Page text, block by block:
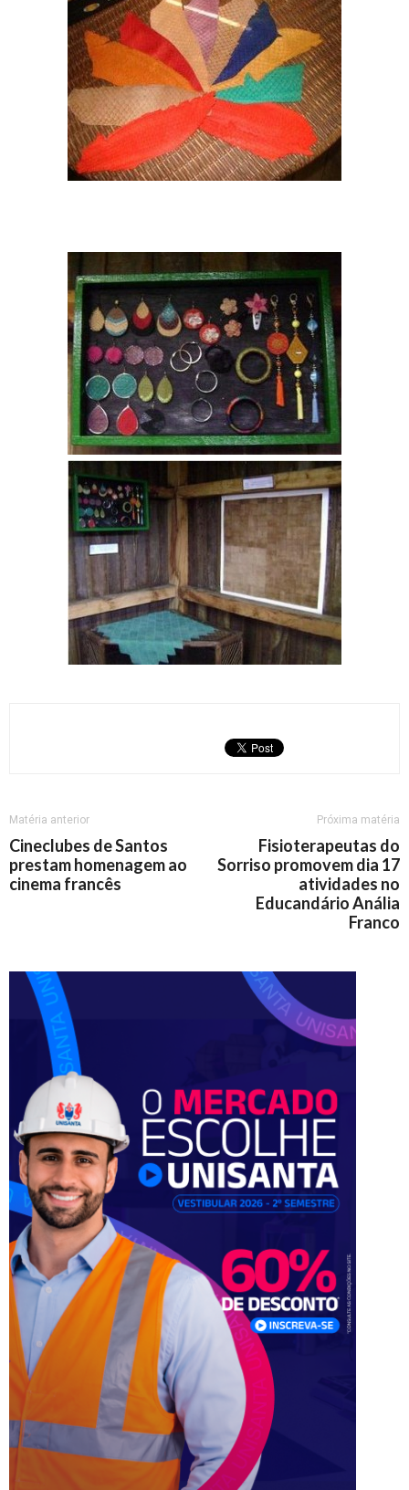
Matéria anterior
Cineclubes de Santos
prestam homenagem ao
cinema francês
Próxima matéria
Fisioterapeutas do
Sorriso promovem dia 17
atividades no
Educandário Anália
Franco